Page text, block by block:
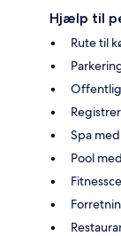
Hjælp til
Rute til
Spa
Pool